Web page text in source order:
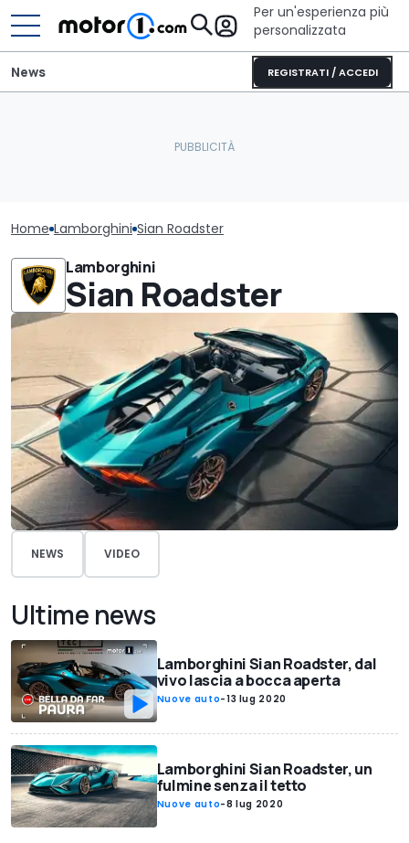
Per un'esperienza più
personalizzata
REGISTRATI / ACCEDI
News
Home Lamborghini Sian Roadster
Lamborghini
Sian Roadster
NEWS VIDEO
Ultime news
Lamborghini Sian Roadster, dal
vivo lascia a bocca aperta
Nuove auto-13 lug 2020
Lamborghini Sian Roadster, un
fulmine senza il tetto
Nuove auto-8 lug 2020